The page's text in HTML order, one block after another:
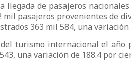
llegada de pasajeros
pasajeros provenientes de
363 mil 584, una variación
turismo internacional el año
una variación de 188.4 por